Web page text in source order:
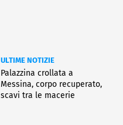
ULTIME NOTIZIE
Palazzina crollata a
Messina, corpo recuperato,
scavi tra le macerie